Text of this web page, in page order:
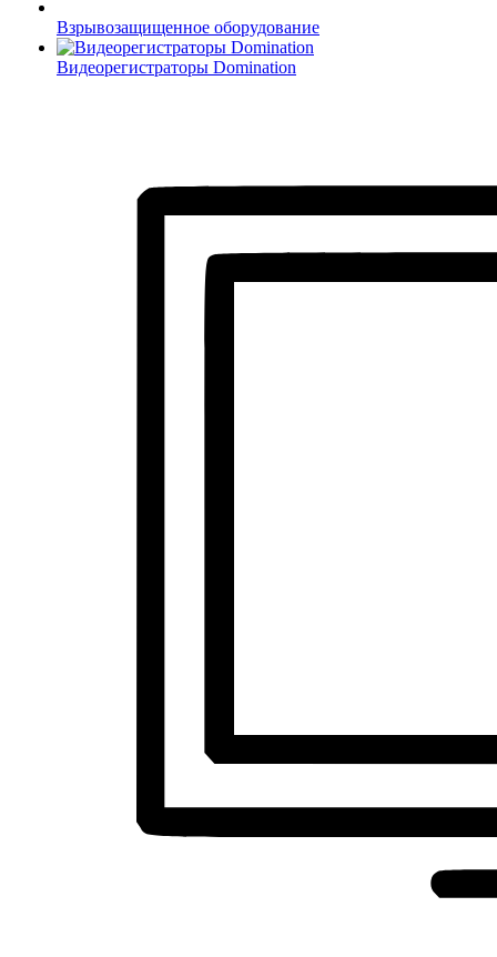
Взрывозащищенное оборудование
Видеорегистраторы Domination